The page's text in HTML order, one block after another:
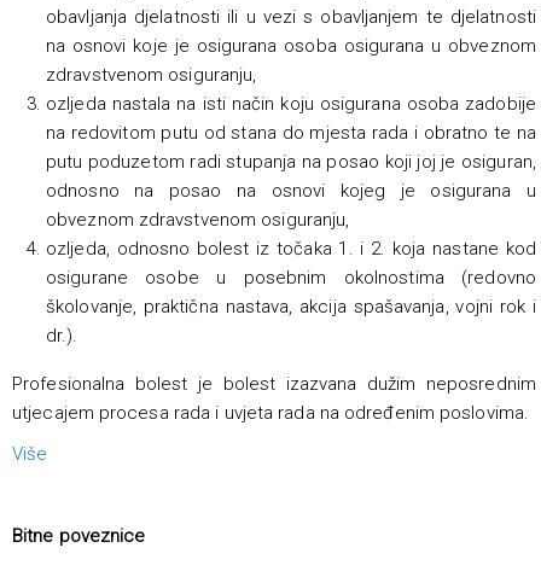
obavljanja djelatnosti ili u vezi s obavljanjem te djelatnosti
na osnovi koje je osigurana osoba osigurana u obveznom
zdravstvenom osiguranju,
ozljeda nastala na isti način koju osigurana osoba zadobije
na redovitom putu od stana do mjesta rada i obratno te na
putu poduzetom radi stupanja na posao koji joj je osiguran,
odnosno na posao na osnovi kojeg je osigurana u
obveznom zdravstvenom osiguranju,
ozljeda, odnosno bolest iz točaka 1. i 2. koja nastane kod
osigurane osobe u posebnim okolnostima (redovno
školovanje, praktična nastava, akcija spašavanja, vojni rok i
dr.).
Profesionalna bolest je bolest izazvana dužim neposrednim
utjecajem procesa rada i uvjeta rada na određenim poslovima.
Više
Bitne poveznice